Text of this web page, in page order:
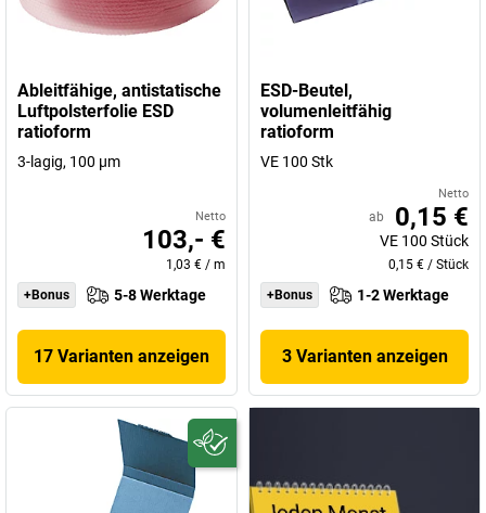
Ableitfähige, antistatische
Luftpolsterfolie ESD
ratioform
3-lagig, 100 µm
Netto
103,- €
1,03 € / m
+Bonus
5-8 Werktage
17 Varianten anzeigen
ESD-Beutel,
volumenleitfähig
ratioform
VE 100 Stk
Netto
ab 0,15 €
VE 100 Stück
0,15 € / Stück
+Bonus
1-2 Werktage
3 Varianten anzeigen